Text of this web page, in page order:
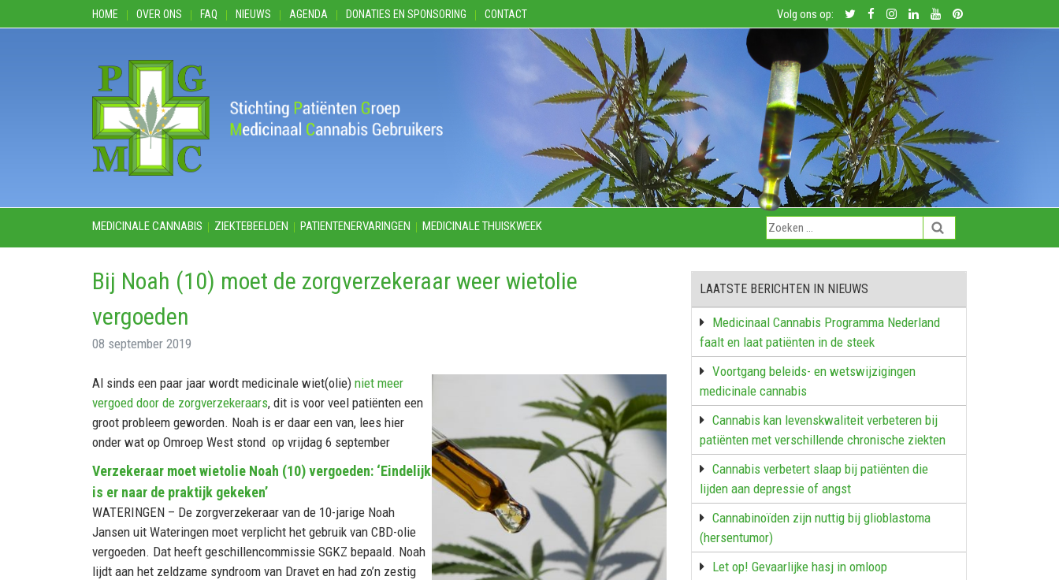
HOME OVER ONS FAQ NIEUWS AGENDA DONATIES EN SPONSORING CONTACT Volg ons op:
MEDICINALE CANNABIS ZIEKTEBEELDEN PATIENTENERVARINGEN MEDICINALE THUISKWEEK
Bij Noah (10) moet de zorgverzekeraar weer wietolie
vergoeden
08 september 2019
Al sinds een paar jaar wordt medicinale wiet(olie) niet meer
vergoed door de zorgverzekeraars, dit is voor veel patiënten een
groot probleem geworden. Noah is er daar een van, lees hier
onder wat op Omroep West stond op vrijdag 6 september
Verzekeraar moet wietolie Noah (10) vergoeden: ‘Eindelijk
is er naar de praktijk gekeken’
WATERINGEN – De zorgverzekeraar van de 10-jarige Noah
Jansen uit Wateringen moet verplicht het gebruik van CBD-olie
vergoeden. Dat heeft geschillencommissie SGKZ bepaald. Noah
lijdt aan het zeldzame syndroom van Dravet en had zo’n zestig
LAATSTE BERICHTEN IN NIEUWS
Medicinaal Cannabis Programma Nederland
faalt en laat patiënten in de steek
Voortgang beleids- en wetswijzigingen
medicinale cannabis
Cannabis kan levenskwaliteit verbeteren bij
patiënten met verschillende chronische ziekten
Cannabis verbetert slaap bij patiënten die
lijden aan depressie of angst
Cannabinoïden zijn nuttig bij glioblastoma
(hersentumor)
Let op! Gevaarlijke hasj in omloop